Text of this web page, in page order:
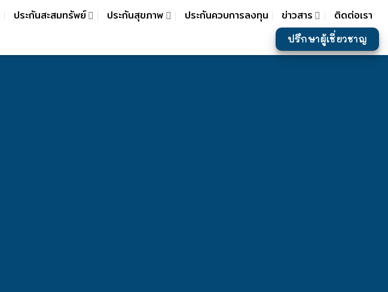
ประกันสะสมทรัพย์ ประกันสุขภาพ ประกันควบการลงทุน ข่าวสาร ติดต่อเรา
ปรึกษาผู้เชี่ยวชาญ